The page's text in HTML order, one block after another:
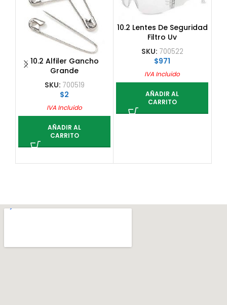
10.2 Alfiler Gancho
Grande
SKU: 700519
$2
IVA Incluido
AÑADIR AL
CARRITO
10.2 Lentes De Seguridad
Filtro Uv
SKU: 700522
$971
IVA Incluido
AÑADIR AL
CARRITO